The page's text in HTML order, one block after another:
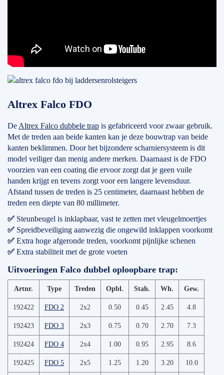
Altrex Falco FDO
De Altrex Falco dubbele trap is gefabriceerd voor zwaar gebruik.
Met de treden aan beide kanten kan je deze bouwtrap van beide
kanten beklimmen. Door het bijzondere scharniersysteem is dit
model veiliger dan menig andere merken. Daarnaast is de FDO
voorzien van een coating die ervoor zorgt dat je geen vuile
handen krijgt en tevens zorgt voor een langere levensduur.
Afstand tussen de treden is 25 centimeter, daarnaast hebben de
treden een diepte van 80 millimeter.
✅ Steunbeugel is inklapbaar, vast te zetten met vleugelmoertjes
✅ Spreidbeveiliging aanwezig die ongewild inklappen voorkomt
✅ Extra hoge afgeronde treden, voorkomt pijnlijke schenen
✅ Extra stabiliteit met de grote voeten
Uitvoeringen Falco dubbel oploopbare trap:
Artnr. Type Treden Opbl. Stah. Wh. Gew.
192422 FDO 2 2x2 0.50 0.45 2.45 4.8
192423 FDO 3 2x3 0.75 0.70 2.70 7.3
192424 FDO 4 2x4 1.00 0.95 2.95 8.6
192425 FDO 5 2x5 1.25 1.20 3.20 10.0